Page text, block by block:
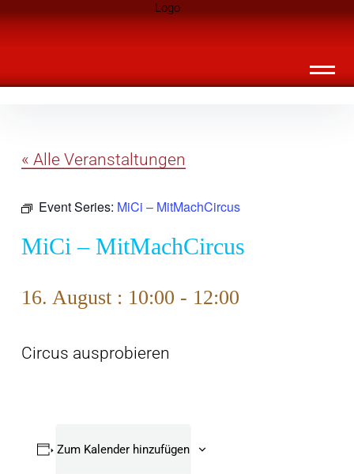
überspringen
Landknirpse – Die Zeitschrift für Leute
« Alle Veranstaltungen
Event Series: MiCi – MitMachCircus
MiCi – MitMachCircus
16. August : 10:00 - 12:00
Circus ausprobieren
Zum Kalender hinzufügen